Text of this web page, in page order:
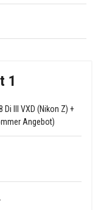
1
III VXD (Nikon Z) +
Angebot)